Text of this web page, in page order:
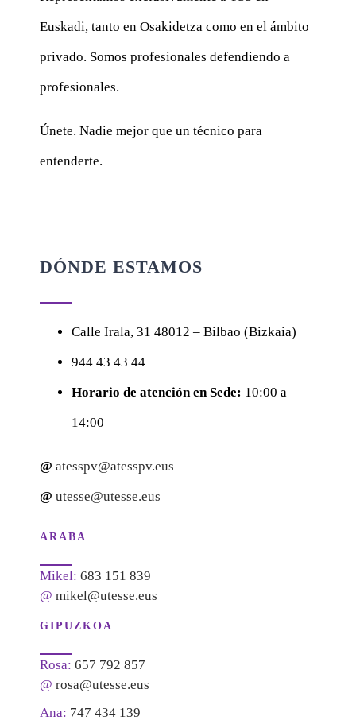
Euskadi, tanto en Osakidetza como en el ámbito
privado. Somos profesionales defendiendo a
profesionales.
Únete. Nadie mejor que un técnico para
entenderte.
DÓNDE ESTAMOS
Calle Irala, 31 48012 – Bilbao (Bizkaia)
944 43 43 44
Horario de atención en Sede: 10:00 a
14:00
@ atesspv@atesspv.eus
@ utesse@utesse.eus
ARABA
Mikel: 683 151 839
@ mikel@utesse.eus
GIPUZKOA
Rosa: 657 792 857
@ rosa@utesse.eus
Ana: 747 434 139